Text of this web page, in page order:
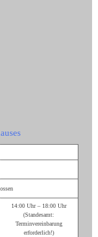
14:00 Uhr – 18:00 Uhr
(Standesamt:
Terminvereinbarung
erforderlich!)